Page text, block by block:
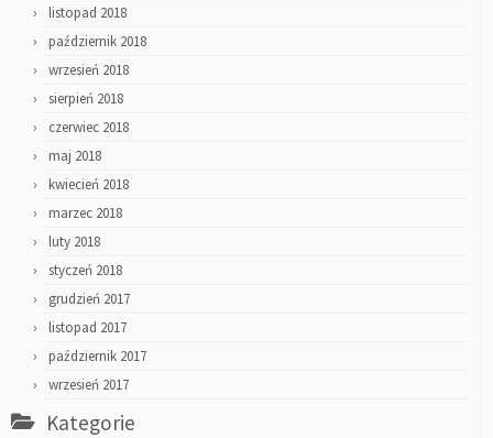
listopad 2018
październik 2018
wrzesień 2018
sierpień 2018
czerwiec 2018
maj 2018
kwiecień 2018
marzec 2018
luty 2018
styczeń 2018
grudzień 2017
listopad 2017
październik 2017
wrzesień 2017
Kategorie